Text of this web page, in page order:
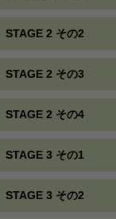
STAGE 2 その2
STAGE 2 その3
STAGE 2 その4
STAGE 3 その1
STAGE 3 その2